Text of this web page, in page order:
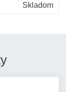
Skladom